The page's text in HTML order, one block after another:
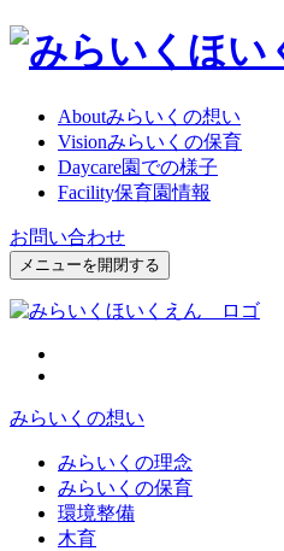
Aboutみらいくの想い
Visionみらいくの保育
Daycare園での様子
Facility保育園情報
お問い合わせ
メニューを開閉する
みらいくの想い
みらいくの理念
みらいくの保育
環境整備
木育